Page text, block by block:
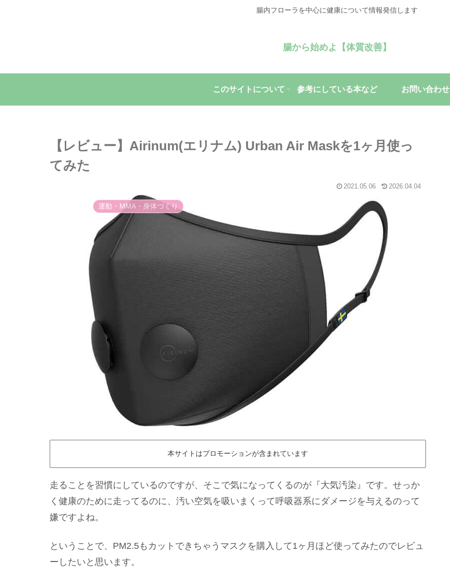
腸内フローラを中心に健康について情報発信します
腸から始めよ【体質改善】
このサイトについて 参考にしている本など お問い合わせ
【レビュー】Airinum(エリナム) Urban Air Maskを1ヶ月使っ
てみた
2021.05.06 2026.04.04
運動・MMA・身体づくり
本サイトはプロモーションが含まれています
走ることを習慣にしているのですが、そこで気になってくるのが『大気汚染』です。せっか
く健康のために走ってるのに、汚い空気を吸いまくって呼吸器系にダメージを与えるのって
嫌ですよね。
ということで、PM2.5もカットできちゃうマスクを購入して1ヶ月ほど使ってみたのでレビュ
ーしたいと思います。